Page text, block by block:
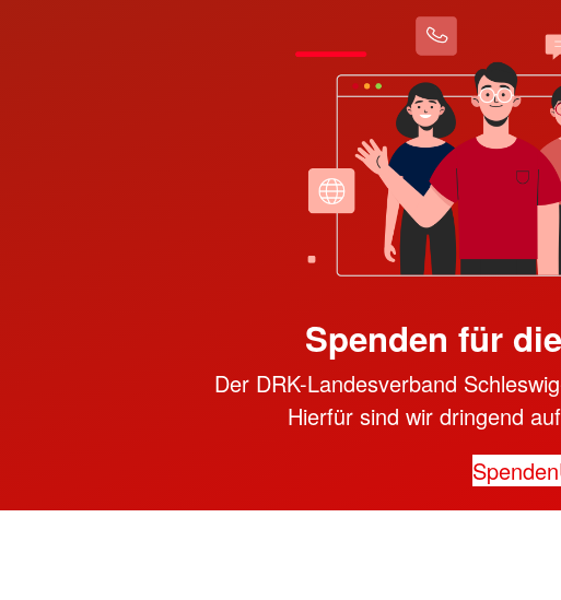
Spenden für
Der DRK-Landesverband
Hierfür sind wir dringend
Spenden